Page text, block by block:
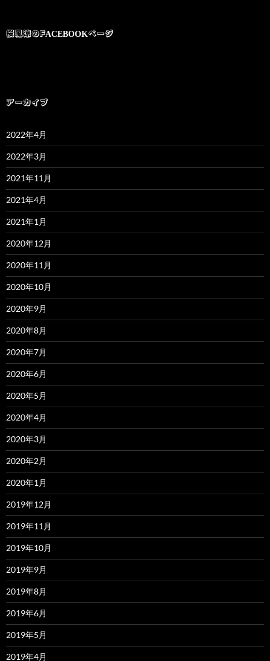
桜風涼のFACEBOOKページ
アーカイブ
2022年4月
2022年3月
2021年11月
2021年4月
2021年1月
2020年12月
2020年11月
2020年10月
2020年9月
2020年8月
2020年7月
2020年6月
2020年5月
2020年4月
2020年3月
2020年2月
2020年1月
2019年12月
2019年11月
2019年10月
2019年9月
2019年8月
2019年6月
2019年5月
2019年4月